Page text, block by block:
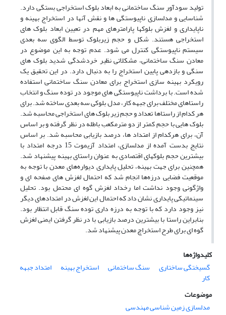
تولید سودآور سنگ ساختمانی به ابعاد بلوک استخراجی بستگی دارد.
شناسایی و مدلسازی ناپیوستگی ها و نقش آنها در استخراج بهینه و
ناپایداری و لغزش بلوکها پارامترهای مهم در تعیین ابعاد بلوک های
استخراجی هستند. شکل و حجم زیربلوک توسط الگوی سه بعدی
سیستم ناپیوستگی کنترل می شود. عدم توجه به این موضوع در
معادن سنگ ساختمانی، مشکلاتی نظیر خردشدگی شدید بلوک های
سنگی و بازدهی پایین استخراج را به دنبال دارد. در این تحقیق یک
رویکرد بهینه سازی استخراج برای معادن سنگ ساختمانی استفاده
شده است. با برداشت ناپیوستگی های موجود در توده سنگ و انتخاب
راستاهای مختلف برای جبهه کار، مدل بلوکی سه بعدی ساخته شد. برای
هر کدام از راستاها تعداد و حجم زیر بلوک های استخراجی محاسبه شد.
بلوک هایی با حجم کمتر از دو مترمکعب باطله در نظر گرفته و بر اساس
آن، برای هرکدام از امتداد ها، درصد بازیابی محاسبه شد. بر اساس
نتایج بدست آمده از مدلسازی، امتداد آزیموت 15 درجه امتداد با
بیشترین حجم بلوکهای اقتصادی به عنوان راستای بهینه پیشنهاد شد.
همچنین برای جهت بهینه، تحلیل پایداری دیواره‌های معدن با توجه به
موقعیت فضایی درزه‌ها انجام شد که احتمال لغزش های صفحه ای و
واژگونی وجود نداشت اما رخداد لغزش گوه ای محتمل بود. تحلیل
سینماتیکی پایداری نشان داد که احتمال این لغزش در امتدادهای دیگر
نیز وجود دارد که با توجه به درزه داری توده سنگ قابل انتظار بود.
بنابراین راستا با بیشترین درصد بازیابی با در نظر گرفتن ایمنی لغزش
گوه ای برای طرح استخراچ معدن پیشنهاد شد.
کلیدواژه‌ها
گسیختگی ساختاری
سنگ ساختمانی استخراج بهینه امتداد جبهه
کار
موضوعات
مدلسازی زمین شناسی مهندسی